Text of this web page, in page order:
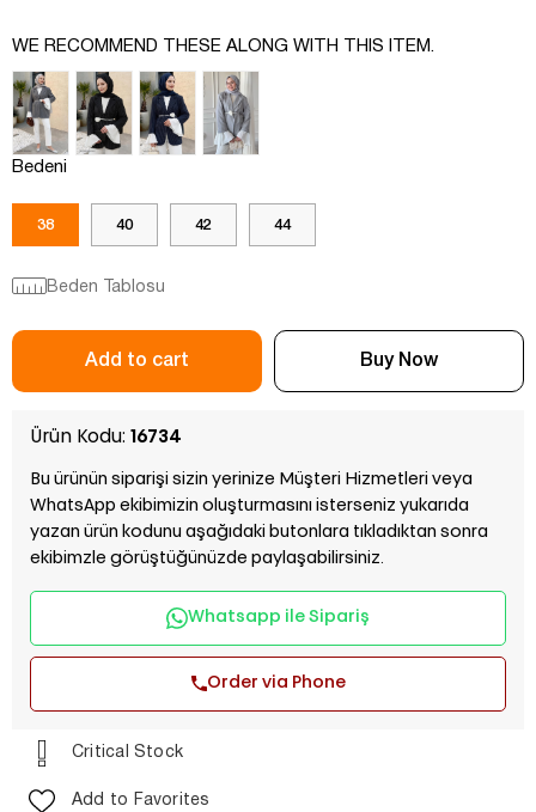
WE RECOMMEND THESE ALONG WITH THIS ITEM.
Bedeni
38 40 42 44
Beden Tablosu
Ürün Kodu: 16734
Bu ürünün siparişi sizin yerinize Müşteri Hizmetleri veya
WhatsApp ekibimizin oluşturmasını isterseniz yukarıda
yazan ürün kodunu aşağıdaki butonlara tıkladıktan sonra
ekibimzle görüştüğünüzde paylaşabilirsiniz.
Whatsapp ile Sipariş
Order via Phone
Critical Stock
Add to Favorites